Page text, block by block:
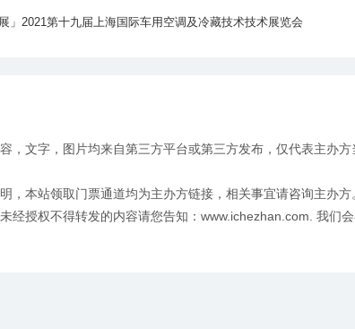
展」2021第十九届上海国际车用空调及冷藏技术技术展览会
，文字，图片均来自第三方平台或第三方发布，仅代表主办
，本站领取门票通道均为主办方链接，相关事宜请咨询主办方
经授权不得转发的内容请您告知：www.ichezhan.com. 我们